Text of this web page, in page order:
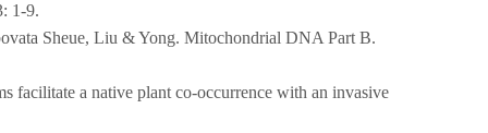
1-9.
Sheue, Liu & Yong. Mitochondrial DNA Part B.
a native plant co-occurrence with an invasive